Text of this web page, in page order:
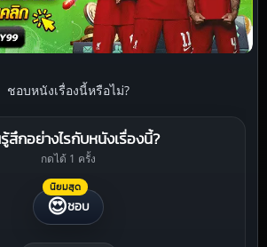
ชอบหนังเรื่องนี้หรือไม่?
สึกอย่างไรกับหนังเรื่องนี้?
กดได้ 1 ครั้ง
นิยมสุด
😍ชอบ